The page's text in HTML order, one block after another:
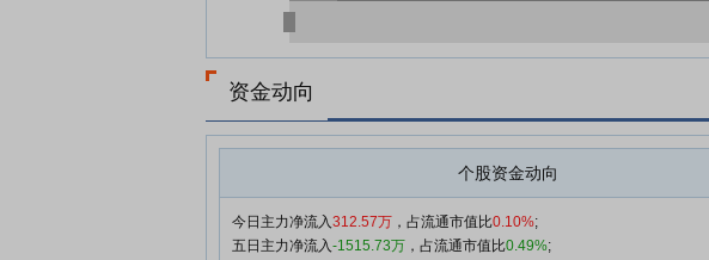
资金动向
个股资金动向
今日主力净流入312.57万 ，占流通市值比0.10%;
五日主力净流入-1515.73万 ，占流通市值比0.49%;